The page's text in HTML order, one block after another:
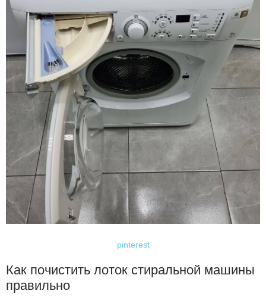
pinterest
Как почистить лоток стиральной машины
правильно